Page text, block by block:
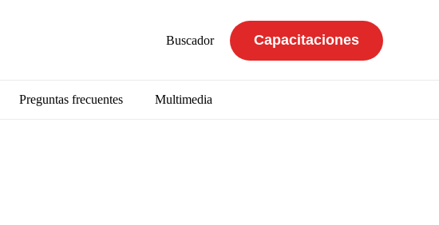
Buscador Capacitaciones
Preguntas frecuentes Multimedia